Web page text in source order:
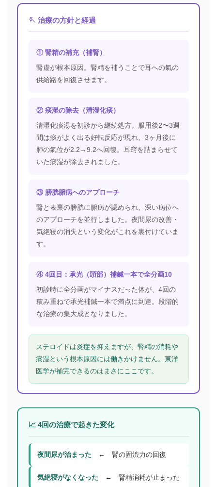
🪡 治療の方針と経過
① 腎精の補充（補腎）
腎虚が根本原因。腎精を補うことで耳への氣の
供給路を回復させます。
② 痰湿の除去（清湿化痰）
清湿化痰湯を初診から継続処方。服用後2〜3週
間は痰がよく出る好転反応が現れ、3ヶ月後に
肺の氣位が2.2→9.2へ回復。耳窍を詰まらせて
いた痰湿が除去されました。
③ 膀胱腑病へのアプローチ
腎と表裏の膀胱に腑病が認められ、深い病位へ
のアプローチを並行しました。夜間尿の改善・
気絶寝の消失という変化がこれを裏付けていま
す。
④ 4回目：承光（頭部）補鍼一本で全分画10
初診時に全分画がマイナスだった体が、4回の
積み重ねで承光補鍼一本で満点に到達。段階的
な治療の集大成となりました。
ステロイドは炎症を抑えますが、腎精の消耗や
痰湿という根本原因には働きかけません。東洋
医学が補完できるのはまさにここです。
📈 4回の治療で起きた変化
夜間尿が治まった ← 腎の固渋力の回復
気絶寝がなくなった ← 腎精消耗が止まった